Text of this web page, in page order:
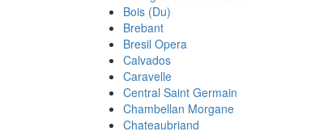
Bois (Du)
Brebant
Bresil Opera
Calvados
Caravelle
Central Saint Germain
Chambellan Morgane
Chateaubriand